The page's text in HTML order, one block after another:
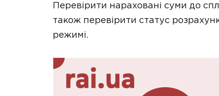
Перевірити нараховані суми до
також перевірити статус
режимі.